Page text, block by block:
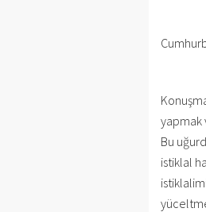
yapmak
Bu
istiklal